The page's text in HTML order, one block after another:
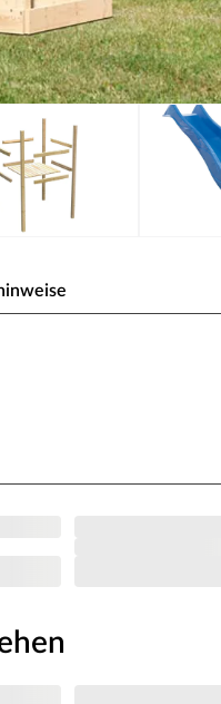
und Sicherheit für ihr Kind.
oder Einzel- und